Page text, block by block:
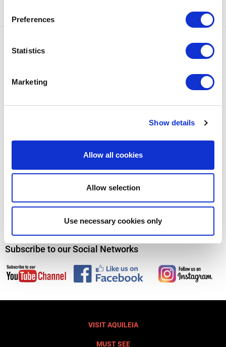
Preferences
Statistics
Marketing
Show details
Allow all cookies
Allow selection
Use necessary cookies only
You’ll receive updated information on exhibitions and events in
Aquileia, news from the world of archaeology and a lot more.
Email
Privacy
I accept thePrivacy Policy*
SEND
Subscribe to our Social Networks
VISIT AQUILEIA
MUST SEE